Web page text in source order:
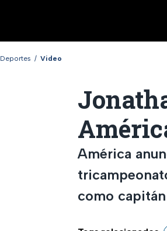
Deportes / Video
América
como